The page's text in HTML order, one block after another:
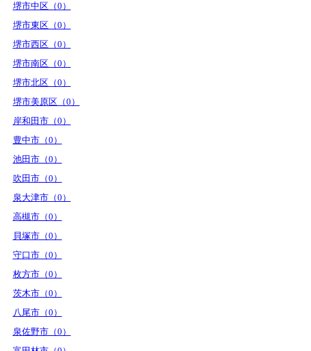
堺市中区（0）
堺市東区（0）
堺市西区（0）
堺市南区（0）
堺市北区（0）
堺市美原区（0）
岸和田市（0）
豊中市（0）
池田市（0）
吹田市（0）
泉大津市（0）
高槻市（0）
貝塚市（0）
守口市（0）
枚方市（0）
茨木市（0）
八尾市（0）
泉佐野市（0）